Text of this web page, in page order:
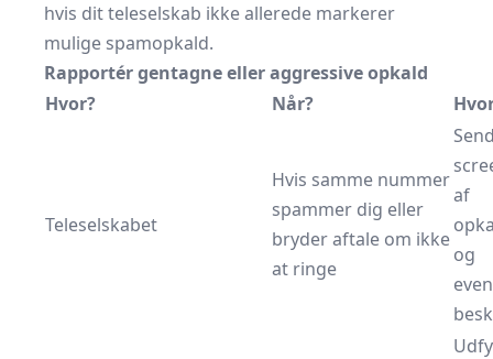
hvis dit teleselskab ikke allerede markerer
mulige spamopkald.
Rapportér gentagne eller aggressive opkald
Hvor?
Når?
Teleselskabet
Hvis samme nummer
spammer dig eller
bryder aftale om ikke
at ringe
af
og